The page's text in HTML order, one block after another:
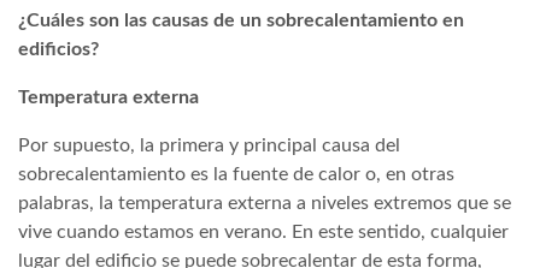
¿Cuáles son las causas de un sobrecalentamiento en
edificios?
Temperatura externa
Por supuesto, la primera y principal causa del
sobrecalentamiento es la fuente de calor o, en otras
palabras, la temperatura externa a niveles extremos que se
vive cuando estamos en verano. En este sentido, cualquier
lugar del edificio se puede sobrecalentar de esta forma,